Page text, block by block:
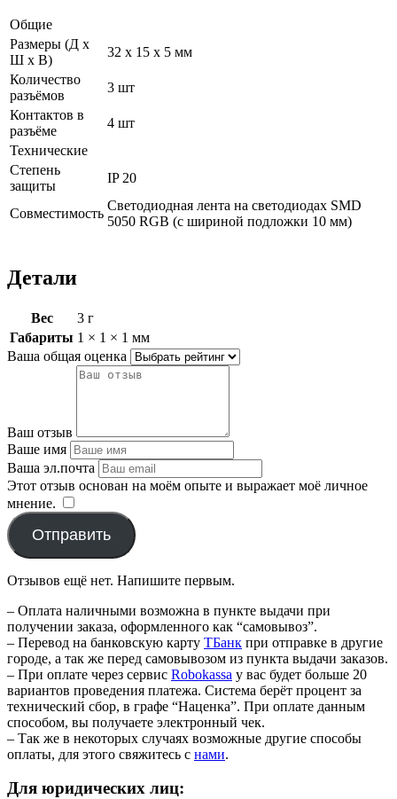
Общие
Размеры (Д х
Ш х В)
32 х 15 х 5 мм
Количество
разъёмов
3 шт
Контактов в
разъёме
4 шт
Технические
Степень
защиты
IP 20
Совместимость
Светодиодная лента на светодиодах SMD
5050 RGB (с шириной подложки 10 мм)
Детали
Вес
3 г
Габариты 1 × 1 × 1 мм
Ваша общая оценка
Ваш отзыв
Ваше имя
Ваша эл.почта
Этот отзыв основан на моём опыте и выражает моё личное
мнение.
Отправить
Отзывов ещё нет. Напишите первым.
– Оплата наличными возможна в пункте выдачи при
получении заказа, оформленного как “самовывоз”.
– Перевод на банковскую карту TБанк при отправке в другие
городе, а так же перед самовывозом из пункта выдачи заказов.
– При оплате через сервис Robokassa у вас будет больше 20
вариантов проведения платежа. Система берёт процент за
технический сбор, в графе “Наценка”. При оплате данным
способом, вы получаете электронный чек.
– Так же в некоторых случаях возможные другие способы
оплаты, для этого свяжитесь с нами.
Для юридических лиц: